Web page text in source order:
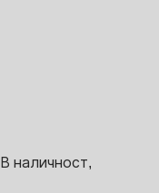
В наличност,